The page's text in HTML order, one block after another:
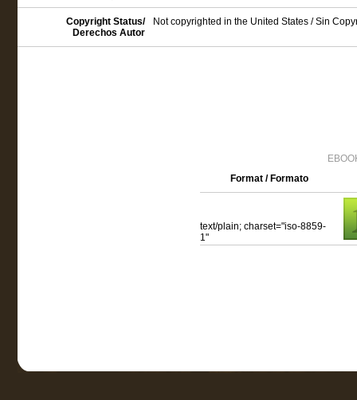
Copyright Status/
Derechos Autor
Not copyrighted in the United States / Sin
Format / Formato
text/plain; charset="iso-8859-
1"